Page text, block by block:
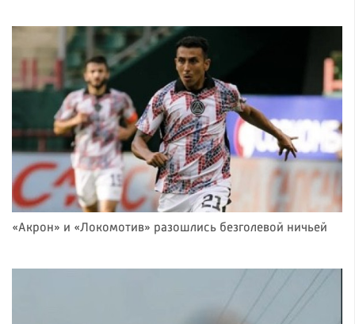
«Акрон» и «Локомотив» разошлись безголевой ничьей